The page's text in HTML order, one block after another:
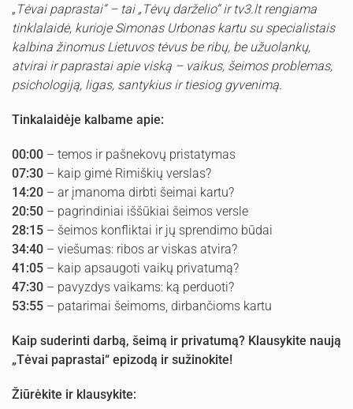
„ Tėvai paprastai“ – tai „Tėvų darželio“ ir tv3.lt rengiama
tinklalaidė, kurioje Simonas Urbonas kartu su specialistais
kalbina žinomus Lietuvos tėvus be ribų, be užuolankų,
atvirai ir paprastai apie viską – vaikus, šeimos problemas,
psichologiją, ligas, santykius ir tiesiog gyvenimą.
Tinkalaidėje kalbame apie:
00:00 – temos ir pašnekovų pristatymas
07:30 – kaip gimė Rimiškių verslas?
14:20 – ar įmanoma dirbti šeimai kartu?
20:50 – pagrindiniai iššūkiai šeimos versle
28:15 – šeimos konfliktai ir jų sprendimo būdai
34:40 – viešumas: ribos ar viskas atvira?
41:05 – kaip apsaugoti vaikų privatumą?
47:30 – pavyzdys vaikams: ką perduoti?
53:55 – patarimai šeimoms, dirbančioms kartu
Kaip suderinti darbą, šeimą ir privatumą? Klausykite naują
„Tėvai paprastai“ epizodą ir sužinokite!
Žiūrėkite ir klausykite: